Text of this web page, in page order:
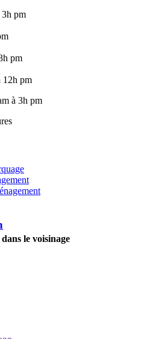
pm
pm
12h pm
à 3h pm
le voisinage